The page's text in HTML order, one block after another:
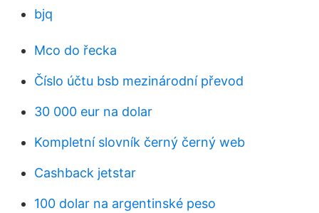
bjq
Mco do řecka
Číslo účtu bsb mezinárodní převod
30 000 eur na dolar
Kompletní slovník černý černý web
Cashback jetstar
100 dolar na argentinské peso